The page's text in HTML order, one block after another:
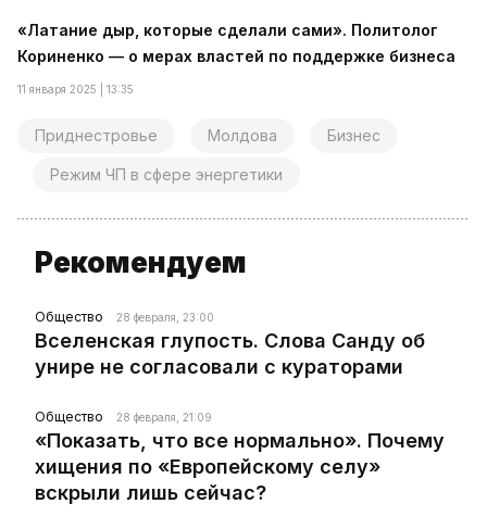
«Латание дыр, которые сделали сами». Политолог
Кориненко — о мерах властей по поддержке бизнеса
11 января 2025 | 13:35
Приднестровье Молдова Бизнес
Режим ЧП в сфере энергетики
Рекомендуем
Общество 28 февраля, 23:00
Вселенская глупость. Слова Санду об
унире не согласовали с кураторами
Общество 28 февраля, 21:09
«Показать, что все нормально». Почему
хищения по «Европейскому селу»
вскрыли лишь сейчас?